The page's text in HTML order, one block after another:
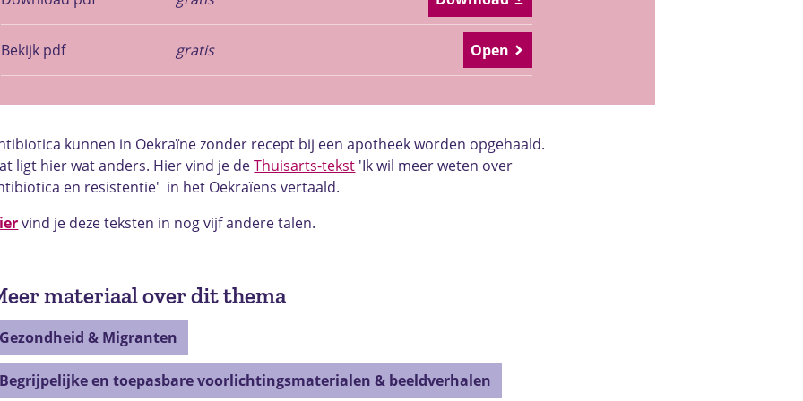
Bekijk pdf gratis Open
kunnen in Oekraïne zonder recept bij een apotheek worden opgehaald.
ligt hier wat anders. Hier vind je deThuisarts-tekst 'Ik wil meer weten over
en resistentie' in het Oekraïens vertaald.
vind je deze teksten in nog vijf andere talen.
materiaal over dit thema
Gezondheid & Migranten
Begrijpelijke en toepasbare voorlichtingsmaterialen & beeldverhalen